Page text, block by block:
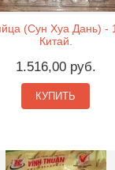
(Сун Хуа Дань) -
Китай.
1.516,00 руб.
КУПИТЬ